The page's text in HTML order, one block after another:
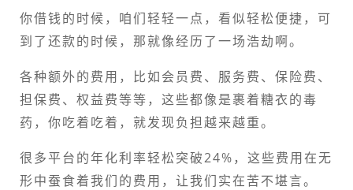
你借钱的时候，咱们轻轻一点，看似轻松便捷，可
到了还款的时候，那就像经历了一场浩劫啊。
各种额外的费用，比如会员费、服务费、保险费、
担保费、权益费等等，这些都像是裹着糖衣的毒
药，你吃着吃着，就发现负担越来越重。
很多平台的年化利率轻松突破24%，这些费用在无
形中蚕食着我们的费用，让我们实在苦不堪言。